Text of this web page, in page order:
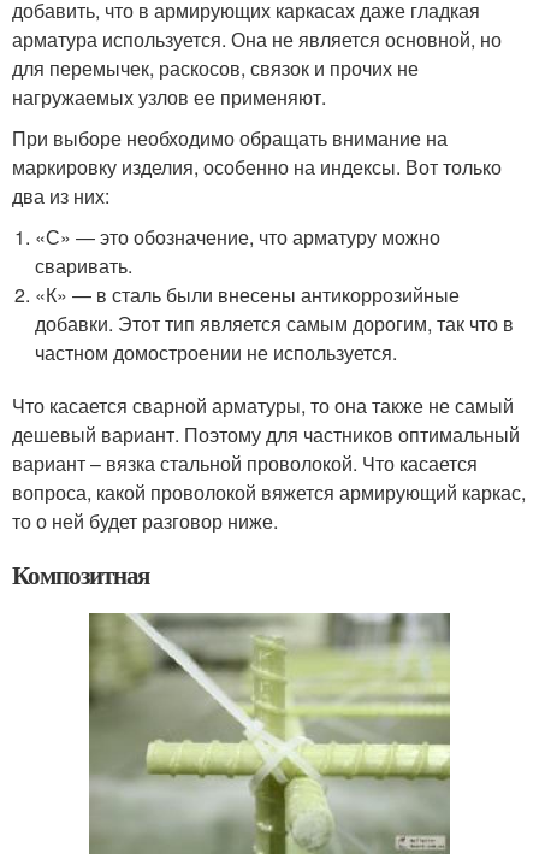
добавить, что в армирующих каркасах даже гладкая
арматура используется. Она не является основной, но
для перемычек, раскосов, связок и прочих не
нагружаемых узлов ее применяют.
При выборе необходимо обращать внимание на
маркировку изделия, особенно на индексы. Вот только
два из них:
«С» — это обозначение, что арматуру можно
сваривать.
«К» — в сталь были внесены антикоррозийные
добавки. Этот тип является самым дорогим, так что в
частном домостроении не используется.
Что касается сварной арматуры, то она также не самый
дешевый вариант. Поэтому для частников оптимальный
вариант – вязка стальной проволокой. Что касается
вопроса, какой проволокой вяжется армирующий каркас,
то о ней будет разговор ниже.
Композитная